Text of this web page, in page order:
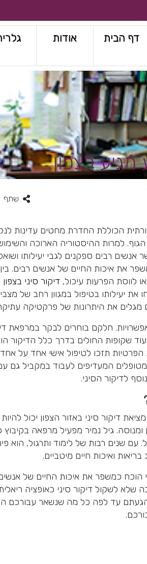
דף הבית אודות
לצפון
שתף
הכוללת החדרת מחטים עדינות
למרות ההיסטוריה הארוכה
אנשים רבים ספקנים לגבי יעילותו
את איכות החיים של אנשים רבים.
לווסת הפרעות עיכול, דיקור סיני בצפון
את יעילותו בטיפול במגוון רחב של
מגלים את היתרונות של פרקטיקה
אפשרויות. חלקם בוחרים לבקר במרפאת
שקופות החולים בדרך כלל הדיקור
תזכו לטיפול אישי אחד על אחד.
המעדיפים לעבוד במקביל גם
לדיקור הסיני.
דיקור סיני באזור הצפון יכול
גיל נמיר מפעיל מרפאה בקיבוץ
עם שנים רבות של לימוד ותרגול, הוא
ואיכות חיים מיטביים.
הוכח כמשפר את איכות החיים של
שלא לשקול דיקור סיני כאופציה
הגעתם עד לפה כל מה שנשאר עבורכם